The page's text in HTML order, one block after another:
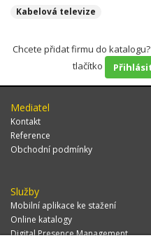
Kabelová televize
Chcete přidat firmu do katalogu?
tlačítko
Mediatel
Kontakt
Reference
Obchodní podmínky
Služby
Mobilní aplikace ke stažení
Online katalogy
Digital Presence Management